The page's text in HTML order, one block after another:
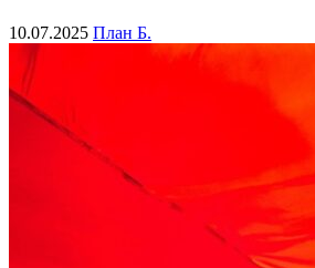
10.07.2025 План Б.